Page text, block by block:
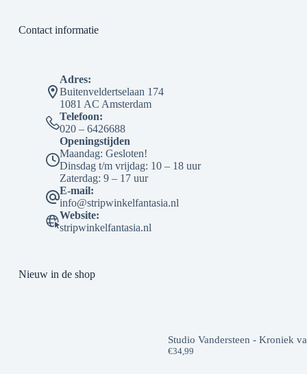
Contact informatie
Adres:
Buitenveldertselaan 174
1081 AC Amsterdam
Telefoon:
020 – 6426688
Openingstijden
Maandag: Gesloten!
Dinsdag t/m vrijdag: 10 – 18 uur
Zaterdag: 9 – 17 uur
E-mail:
info@stripwinkelfantasia.nl
Website:
stripwinkelfantasia.nl
Nieuw in de shop
Studio Vandersteen - Kroniek
€34,99